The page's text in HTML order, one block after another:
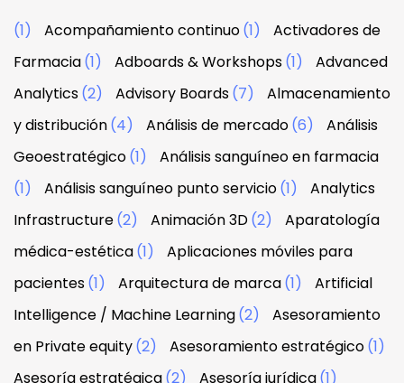
(1) Acompañamiento continuo(1)
Activadores de
Farmacia(1) Adboards & Workshops(1)
Advanced
Analytics(2) Advisory Boards(7)
Almacenamiento
y distribución(4) Análisis de mercado(6)
Análisis
Geoestratégico(1)
Análisis sanguíneo en farmacia
(1)
Análisis sanguíneo punto servicio(1)
Analytics
Infrastructure(2) Animación 3D(2)
Aparatología
médica-estética(1)
Aplicaciones móviles para
pacientes(1) Arquitectura de marca(1)
Artificial
Intelligence / Machine Learning(2)
Asesoramiento
en Private equity(2) Asesoramiento estratégico(1)
Asesoría estratégica(2) Asesoría jurídica(1)